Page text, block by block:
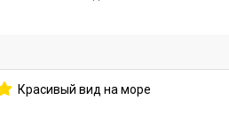
Красивый вид на море